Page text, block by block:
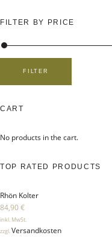
h
r
FILTER BY PRICE
P
i
s
P
i
s
FILTER
CART
No products in the cart.
TOP RATED PRODUCTS
Rhön Kolter
84,90 €
inkl. MwSt.
zzgl.Versandkosten